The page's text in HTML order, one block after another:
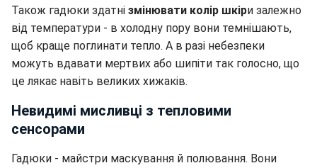
Також гадюки здатні змінювати колір шкіри залежно
від температури - в холодну пору вони темнішають,
щоб краще поглинати тепло. А в разі небезпеки
можуть вдавати мертвих або шипіти так голосно, що
це лякає навіть великих хижаків.
Невидимі мисливці з тепловими
сенсорами
Гадюки - майстри маскування й полювання. Вони